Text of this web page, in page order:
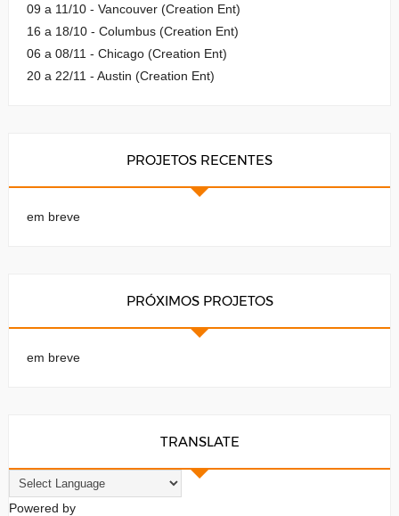
09 a 11/10 - Vancouver (Creation Ent)
16 a 18/10 - Columbus (Creation Ent)
06 a 08/11 - Chicago (Creation Ent)
20 a 22/11 - Austin (Creation Ent)
PROJETOS RECENTES
em breve
PRÓXIMOS PROJETOS
em breve
TRANSLATE
Powered by